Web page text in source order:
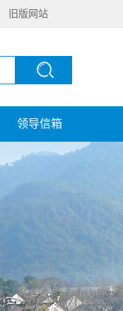
旧版网站
领导信箱